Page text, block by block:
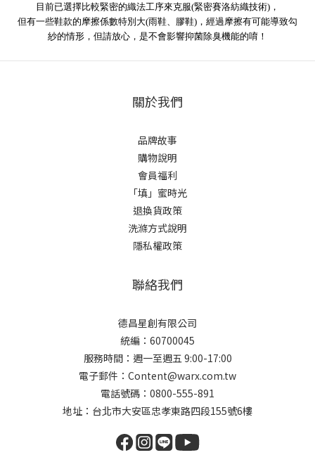
目前已選擇比較緊密的織法工序來克服(緊密賽洛紡織技術) ，
但有一些鞋款的摩擦係數特別大(雨鞋、膠鞋)，經過摩擦有可能導致勾
紗的情形，但請放心，是不會影響抑菌除臭機能的唷！
關於我們
品牌故事
購物說明
會員福利
「填」蜜時光
退換貨政策
洗滌方式說明
隱私權政策
聯絡我們
德昌星創有限公司
統編：60700045
服務時間：週一至週五 9:00-17:00
電子郵件：Content@warx.com.tw
電話號碼：0800-555-891
地址：台北市大安區忠孝東路四段155號6樓